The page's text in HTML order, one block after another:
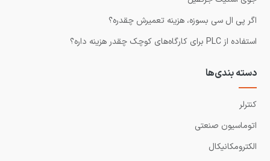
اگر پی ال سی بسوزه، هزینه تعمیرش چقدره؟
استفاده از PLC برای کارگاه‌های کوچک چقدر هزینه داره؟
دسته بندی‌ها
کنترلر
اتوماسیون صنعتی
الکترومکانیکال